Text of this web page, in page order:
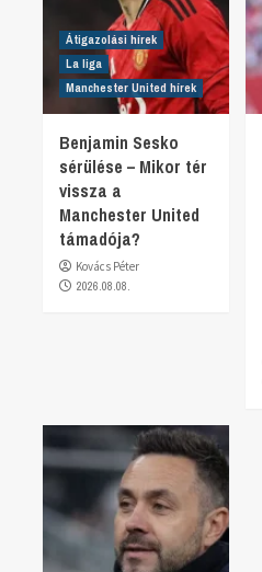
Átigazolási hírek
La liga
Manchester United hírek
Benjamin Sesko
sérülése – Mikor tér
vissza a
Manchester United
támadója?
Kovács Péter
2026.08.08.